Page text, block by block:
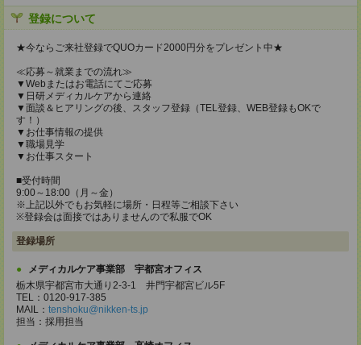
登録について
★今ならご来社登録でQUOカード2000円分をプレゼント中★
≪応募～就業までの流れ≫
▼Webまたはお電話にてご応募
▼日研メディカルケアから連絡
▼面談＆ヒアリングの後、スタッフ登録（TEL登録、WEB登録もOKで
す！）
▼お仕事情報の提供
▼職場見学
▼お仕事スタート
■受付時間
9:00～18:00（月～金）
※上記以外でもお気軽に場所・日程等ご相談下さい
※登録会は面接ではありませんので私服でOK
登録場所
メディカルケア事業部 宇都宮オフィス
栃木県宇都宮市大通り2-3-1 井門宇都宮ビル5F
TEL：0120-917-385
MAIL： tenshoku@nikken-ts.jp
担当：採用担当